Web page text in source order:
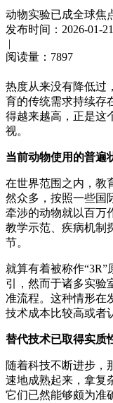
动物实验已成全球焦
发布时间：2026-01-
|
阅读量： 7897
热度从来没有降低过
育的传统需求持续存
得越来越高，正是这
视。
当前动物使用的普遍
在世界范围之内，教
然众多，按照一些国
牵涉的动物就以百万
教学示范、疾病机制
节。
就算有着被称作
引，然而于诸多实验
准流程。这种情形在
技术成本比较高或者
替代技术已取得实质
随着科技不断进步，
速地成熟起来，拿复
它们已然能够颇为准